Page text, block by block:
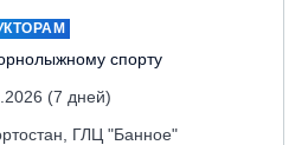
спорту
(7 дней)
ГЛЦ "Банное"